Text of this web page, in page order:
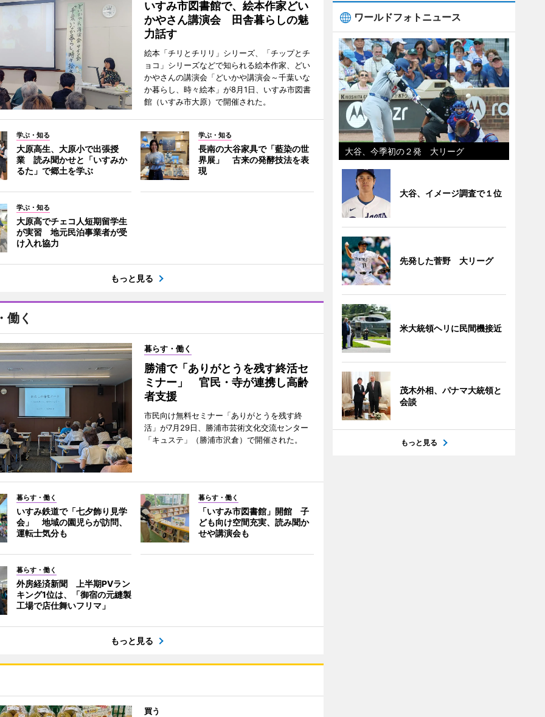
いすみ市図書館で、絵本作家どい
かやさん講演会 田舎暮らしの魅
力話す
絵本「チリとチリリ」シリーズ、「チップとチ
ョコ」シリーズなどで知られる絵本作家、どい
かやさんの講演会「どいかや講演会～千葉いな
か暮らし、時々絵本」が8月1日、いすみ市図書
館（いすみ市大原）で開催された。
学ぶ・知る
大原高生、大原小で出張授
業 読み聞かせと「いすみか
るた」で郷土を学ぶ
学ぶ・知る
長南の大谷家具で「藍染の世
界展」 古来の発酵技法を表
現
学ぶ・知る
大原高でチェコ人短期留学生
が実習 地元民泊事業者が受
け入れ協力
もっと見る
働く
暮らす・働く
勝浦で「ありがとうを残す終活セ
ミナー」 官民・寺が連携し高齢
者支援
市民向け無料セミナー「ありがとうを残す終
活」が7月29日、勝浦市芸術文化交流センター
「キュステ」（勝浦市沢倉）で開催された。
暮らす・働く
いすみ鉄道で「七夕飾り見学
会」 地域の園児らが訪問、
運転士気分も
暮らす・働く
「いすみ市図書館」開館 子
ども向け空間充実、読み聞か
せや講演会も
暮らす・働く
外房経済新聞 上半期PVラン
キング1位は、「御宿の元縫製
工場で店仕舞いフリマ」
もっと見る
買う
ワールドフォトニュース
大谷、今季初の２発 大リーグ
大谷、イメージ調査で１位
先発した菅野 大リーグ
米大統領ヘリに民間機接近
茂木外相、パナマ大統領と
会談
もっと見る